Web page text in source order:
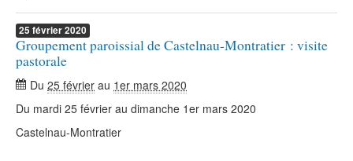
25 février2020
Groupement paroissial de Castelnau-Montratier : visite
pastorale
Du 25 février au 1er mars 2020
Du mardi 25 février au dimanche 1er mars 2020
Castelnau-Montratier